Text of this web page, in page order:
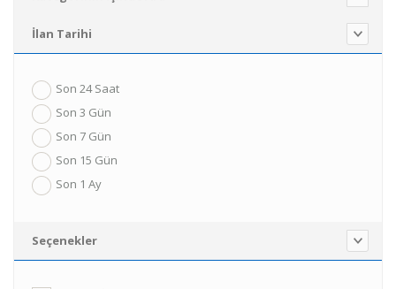
İlan Tarihi
Son 24 Saat
Son 3 Gün
Son 7 Gün
Son 15 Gün
Son 1 Ay
Seçenekler